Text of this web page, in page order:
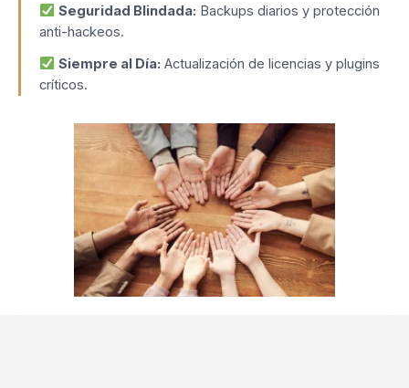
Seguridad Blindada: Backups diarios y protección
anti-hackeos.
Siempre al Día: Actualización de licencias y plugins
críticos.